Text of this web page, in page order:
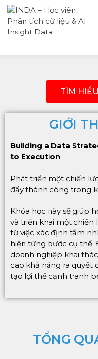
TÌM
GIỚI
Building a Data
to Execution
Phát triển một chiến
đẩy thành công trong
Khóa học này sẽ giúp
và triển khai một chiến
từ việc xác định tầm
hiện từng bước cụ thể.
doanh nghiệp khai
cao khả năng ra quyết
tạo lợi thế cạnh tranh
TỔNG